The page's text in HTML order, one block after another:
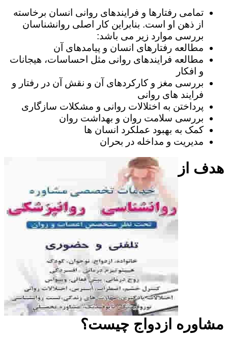
تمامی رفتارها و فرایندهای روانی انسان برخاسته
از ذهن او است. بنابراین کار اصلی روانشناسان
بررسی موارد زیر می باشد:
مطالعه رفتارهای انسان و پیامدهای آن
مطالعه فرایندهای روانی مثل احساسات، هیجانات
و افکار
بررسی مغز و کارکردهای آن و نقش آن در رفتار و
فرایند های روانی
پرداختن به اختلالات روانی و مشکلات سازگاری
بررسی سلامت روان و بهداشت روان
کمک به بهبود عملکرد انسان ها
مدیریت و مداخله در بحران
هدف از
مشاوره ازدواج چیست؟